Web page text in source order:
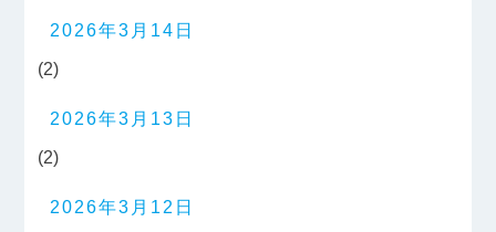
2026年3月14日
(2)
2026年3月13日
(2)
2026年3月12日